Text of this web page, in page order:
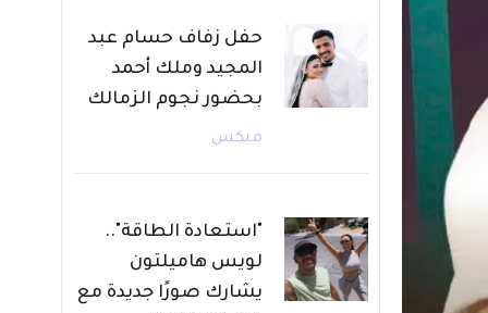
حفل زفاف حسام عبد
المجيد وملك أحمد
بحضور نجوم الزمالك
ميكس
"استعادة الطاقة"..
لويس هاميلتون
يشارك صورًا جديدة مع